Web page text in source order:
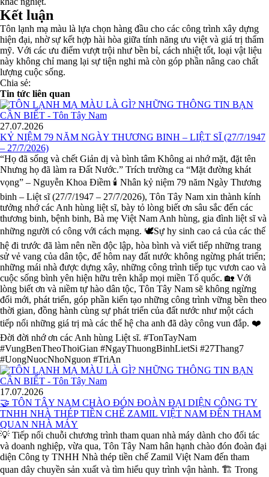
Kết luận
Tôn lạnh mạ màu là lựa chọn hàng đầu cho các công trình xây dựng
hiện đại, nhờ sự kết hợp hài hòa giữa tính năng ưu việt và giá trị thẩm
mỹ. Với các ưu điểm vượt trội như bền bỉ, cách nhiệt tốt, loại vật liệu
này không chỉ mang lại sự tiện nghi mà còn góp phần nâng cao chất
lượng cuộc sống.
Chia sẻ:
Tin tức liên quan
27.07.2026
KỶ NIỆM 79 NĂM NGÀY THƯƠNG BINH – LIỆT SĨ (27/7/1947
– 27/7/2026)
“Họ đã sống và chết Giản dị và bình tâm Không ai nhớ mặt, đặt tên
Nhưng họ đã làm ra Đất Nước.” Trích trường ca “Mặt đường khát
vọng” – Nguyễn Khoa Điềm 🕯️ Nhân kỷ niệm 79 năm Ngày Thương
binh – Liệt sĩ (27/7/1947 – 27/7/2026), Tôn Tây Nam xin thành kính
tưởng nhớ các Anh hùng liệt sĩ, bày tỏ lòng biết ơn sâu sắc đến các
thương binh, bệnh binh, Bà mẹ Việt Nam Anh hùng, gia đình liệt sĩ và
những người có công với cách mạng. 🕊️Sự hy sinh cao cả của các thế
hệ đi trước đã làm nên nền độc lập, hòa bình và viết tiếp những trang
sử vẻ vang của dân tộc, để hôm nay đất nước không ngừng phát triển;
những mái nhà được dựng xây, những công trình tiếp tục vươn cao và
cuộc sống bình yên hiện hữu trên khắp mọi miền Tổ quốc. 🏡 Với
lòng biết ơn và niềm tự hào dân tộc, Tôn Tây Nam sẽ không ngừng
đổi mới, phát triển, góp phần kiến tạo những công trình vững bền theo
thời gian, đồng hành cùng sự phát triển của đất nước như một cách
tiếp nối những giá trị mà các thế hệ cha anh đã dày công vun đắp. ❤️
Đời đời nhớ ơn các Anh hùng Liệt sĩ. #TonTayNam
#VungBenTheoThoiGian #NgayThuongBinhLietSi #27Thang7
#UongNuocNhoNguon #TriAn
17.07.2026
🤝 TÔN TÂY NAM CHÀO ĐÓN ĐOÀN ĐẠI DIỆN CÔNG TY
TNHH NHÀ THÉP TIỀN CHẾ ZAMIL VIỆT NAM ĐẾN THAM
QUAN NHÀ MÁY
💡 Tiếp nối chuỗi chương trình tham quan nhà máy dành cho đối tác
và doanh nghiệp, vừa qua, Tôn Tây Nam hân hạnh chào đón đoàn đại
diện Công ty TNHH Nhà thép tiền chế Zamil Việt Nam đến tham
quan dây chuyền sản xuất và tìm hiểu quy trình vận hành. 🏗️ Trong